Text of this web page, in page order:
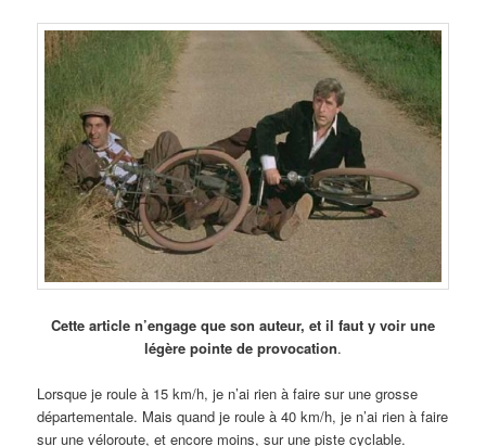
Cette article n’engage que son auteur, et il faut y voir une
légère pointe de provocation.
Lorsque je roule à 15 km/h, je n’ai rien à faire sur une grosse
départementale. Mais quand je roule à 40 km/h, je n’ai rien à faire
sur une véloroute, et encore moins, sur une piste cyclable.